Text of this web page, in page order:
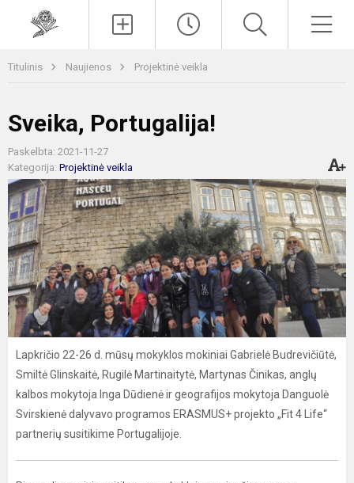
Titulinis Naujienos Projektinė veikla
Sveika, Portugalija!
Paskelbta: 2021-11-27
Kategorija: Projektinė veikla
Lapkričio 22-26 d. mūsų mokyklos mokiniai Gabrielė Budrevičiūtė,
Smiltė Glinskaitė, Rugilė Martinaitytė, Martynas Činikas, anglų
kalbos mokytoja Inga Dūdienė ir geografijos mokytoja Danguolė
Svirskienė dalyvavo programos ERASMUS+ projekto „Fit 4 Life“
partnerių susitikime Portugalijoje.